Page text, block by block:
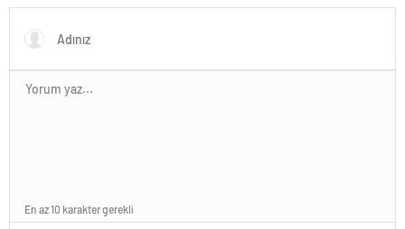
güldürdü
En az 10 karakter gerekli